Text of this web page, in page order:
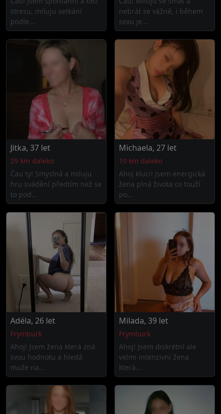
stresu, miluju setkání
podle...
nebrát se vážně, i během
sexu je...
Jitka, 37 let
29 km daleko
Čau ty! Smyslná a miluju
hru svádění předtím než se
to pod...
Michaela, 27 let
10 km daleko
Ahoj kluci! Jsem energická
žena plná života co touží
po...
Adéla, 26 let
Frymburk
Ahoj! Jsem žena která zná
svou hodnotu a hledá
muže na...
Milada, 39 let
Frymburk
Ahoj! Jsem diskrétní ale
velmi intenzivní žena
která...